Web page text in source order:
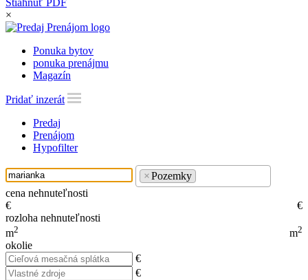
×
Ponuka bytov
ponuka prenájmu
Magazín
Pridať inzerát
Predaj
Prenájom
Hypofilter
×Pozemky
cena nehnuteľnosti
€
€
rozloha nehnuteľnosti
m2 m2
okolie
€
€